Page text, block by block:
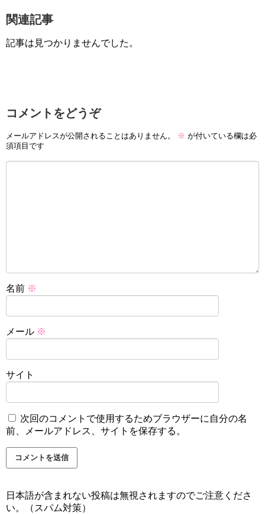
関連記事
記事は見つかりませんでした。
コメントをどうぞ
メールアドレスが公開されることはありません。 ※ が付いている欄は必
須項目です
名前 ※
メール ※
サイト
次回のコメントで使用するためブラウザーに自分の名
前、メールアドレス、サイトを保存する。
日本語が含まれない投稿は無視されますのでご注意くださ
い。（スパム対策）